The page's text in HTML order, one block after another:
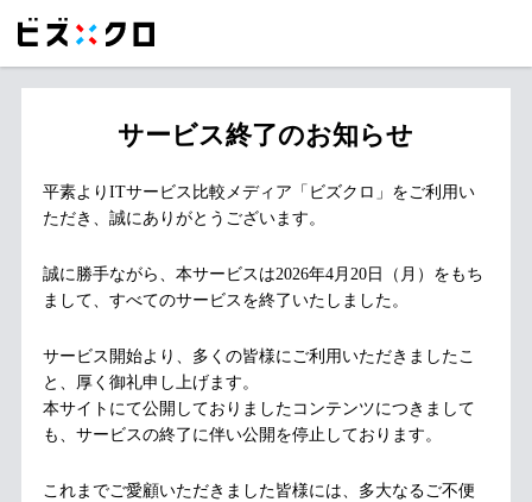
サービス終了のお知らせ
平素よりITサービス比較メディア「ビズクロ」をご利用い
ただき、誠にありがとうございます。
誠に勝手ながら、本サービスは2026年4月20日（月）をもち
まして、すべてのサービスを終了いたしました。
サービス開始より、多くの皆様にご利用いただきましたこ
と、厚く御礼申し上げます。
本サイトにて公開しておりましたコンテンツにつきまして
も、サービスの終了に伴い公開を停止しております。
これまでご愛顧いただきました皆様には、多大なるご不便